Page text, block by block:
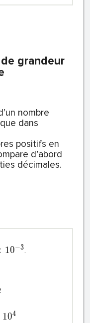
grandeur
nombre
dans
positifs en
d’abord
décimales.
10−3.
104